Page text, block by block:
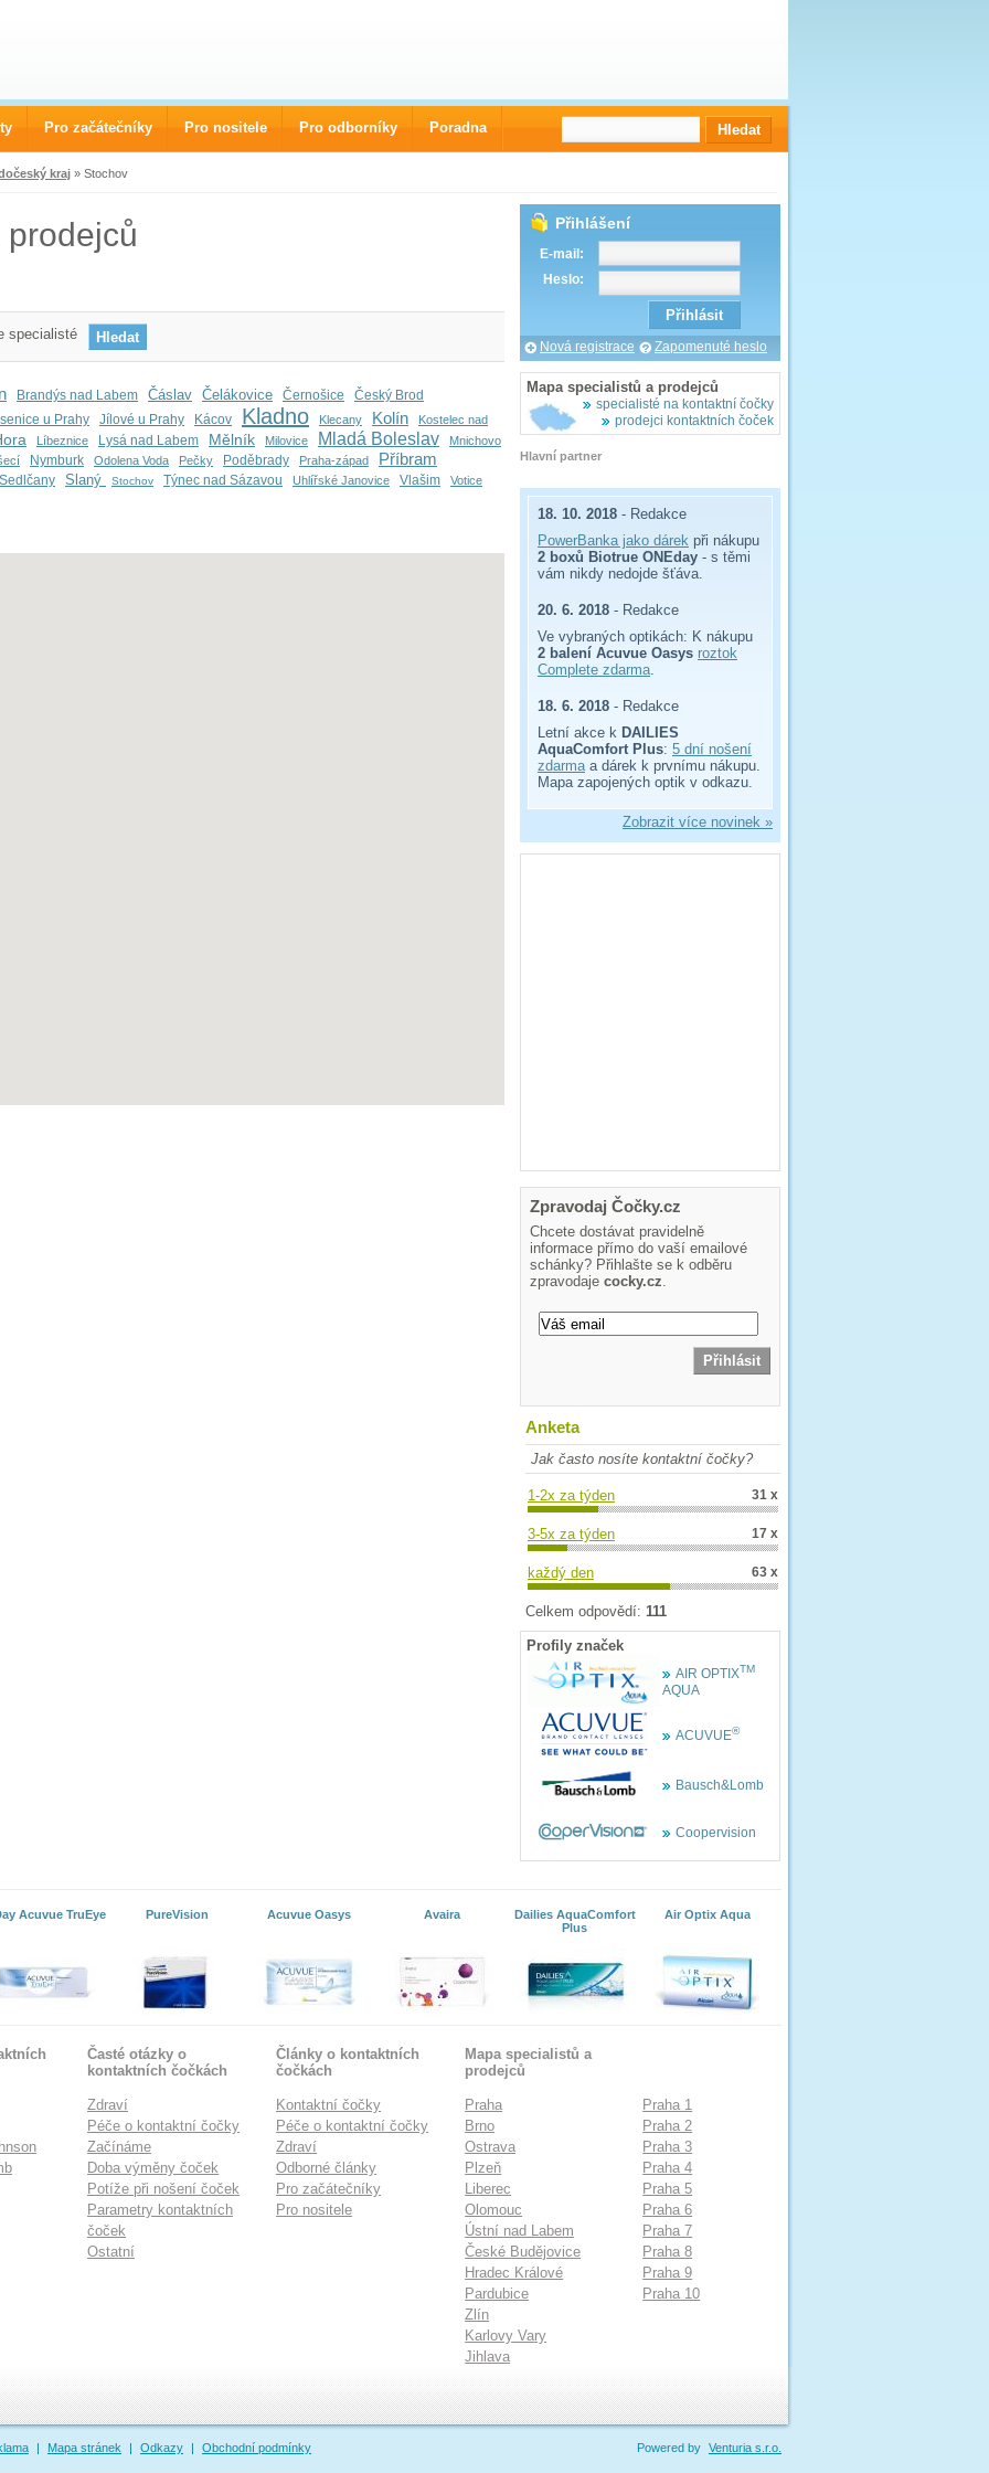
kraj » Stochov
specialisté
Brandýs nad Labem Čáslav Čelákovice Černošice
Český Brod
u Prahy Jílové u Prahy Kácov Kladno Klecany Kolín
Kostelec nad
Líbeznice Lysá nad Labem Mělník Milovice Mladá Boleslav
Mnichovo
Nymburk Odolena Voda Pečky Poděbrady Praha-západ Příbram
Sedlčany Slaný Stochov Týnec nad Sázavou Uhlířské Janovice Vlašim
Votice
Přihlášení
E-mail:
Heslo:
Nová registrace Zapomenuté heslo
Mapa specialistů a prodejců
specialisté na kontaktní čočky
prodejci kontaktních čoček
Hlavní partner
18. 10. 2018 - Redakce
PowerBanka jako dárek při nákupu
2 boxů Biotrue ONEday - s těmi
vám nikdy nedojde šťáva.
20. 6. 2018 - Redakce
Ve vybraných optikách: K nákupu
2 balení Acuvue Oasys roztok
Complete zdarma.
18. 6. 2018 - Redakce
Letní akce k DAILIES
AquaComfort Plus: 5 dní nošení
zdarmaa dárek k prvnímu nákupu.
Mapa zapojených optik v odkazu.
Zobrazit více novinek »
Zpravodaj Čočky.cz
Chcete dostávat pravidelně
informace přímo do vaší emailové
schánky? Přihlašte se k odběru
zpravodaje cocky.cz.
Anketa
Jak často nosíte kontaktní čočky?
1-2x za týden 31 x
3-5x za týden 17 x
každý den 63 x
Celkem odpovědí: 111
Profily značek
AIR OPTIXTM
AQUA
ACUVUE®
Bausch&Lomb
Coopervision
Acuvue TruEye PureVision Acuvue Oasys Avaira
Dailies AquaComfort
Plus
Air Optix Aqua
Časté otázky o
kontaktních čočkách
Zdraví
Péče o kontaktní čočky
Začínáme
Doba výměny čoček
Potíže při nošení čoček
Parametry kontaktních
čoček
Ostatní
Články o kontaktních
čočkách
Kontaktní čočky
Péče o kontaktní čočky
Zdraví
Odborné články
Pro začátečníky
Pro nositele
Mapa specialistů a
prodejců
Praha
Brno
Ostrava
Plzeň
Liberec
Olomouc
Ústní nad Labem
České Budějovice
Hradec Králové
Pardubice
Zlín
Karlovy Vary
Jihlava
Praha 1
Praha 2
Praha 3
Praha 4
Praha 5
Praha 6
Praha 7
Praha 8
Praha 9
Praha 10
Pro začátečníky Pro nositele Pro odborníky Poradna
| Mapa stránek | Odkazy | Obchodní podmínky Powered by Venturia s.r.o.